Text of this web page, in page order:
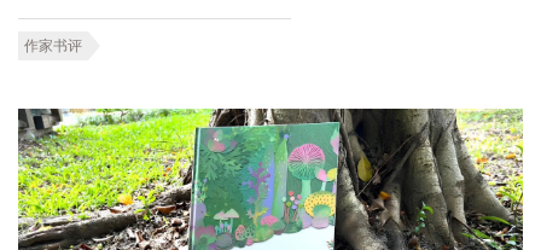
作家书评